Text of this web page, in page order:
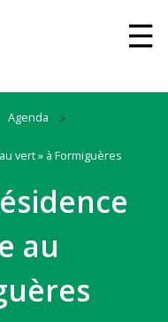
Agenda
vert » à Formiguères
au